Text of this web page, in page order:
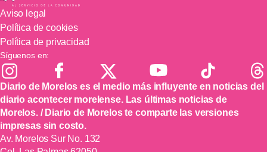
Aviso legal
Política de cookies
Política de privacidad
Síguenos en:
Diario de Morelos es el medio más influyente en noticias del
diario acontecer morelense. Las últimas noticias de
Morelos. / Diario de Morelos te comparte las versiones
impresas sin costo.
Av. Morelos Sur No. 132